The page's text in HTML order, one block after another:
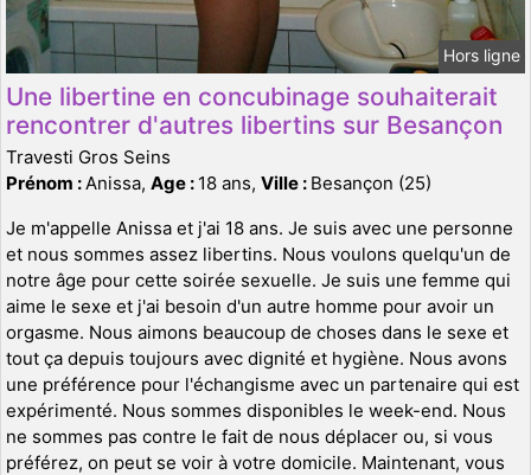
Hors ligne
Une libertine en concubinage souhaiterait
rencontrer d'autres libertins sur Besançon
Travesti Gros Seins
Prénom : Anissa, Age : 18 ans, Ville : Besançon (25)
Je m'appelle Anissa et j'ai 18 ans. Je suis avec une personne
et nous sommes assez libertins. Nous voulons quelqu'un de
notre âge pour cette soirée sexuelle. Je suis une femme qui
aime le sexe et j'ai besoin d'un autre homme pour avoir un
orgasme. Nous aimons beaucoup de choses dans le sexe et
tout ça depuis toujours avec dignité et hygiène. Nous avons
une préférence pour l'échangisme avec un partenaire qui est
expérimenté. Nous sommes disponibles le week-end. Nous
ne sommes pas contre le fait de nous déplacer ou, si vous
préférez, on peut se voir à votre domicile. Maintenant, vous